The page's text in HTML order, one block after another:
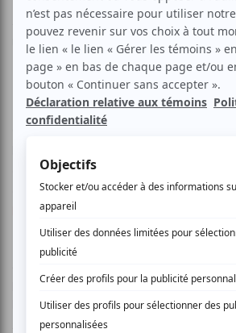
Alexandra and the Herrings, groupe
montréalais, vous invite au lancement
Lucky No.7
Ce projet musical décalé à saveur de
auteure/compositeure du Billboard
du Great American Song Contest. Le
bluetracks.ca
passé au Francofolies de Montréal, à
l'ouverture et la clôture du Festival de
Avec ce nouveau groupe elle explore